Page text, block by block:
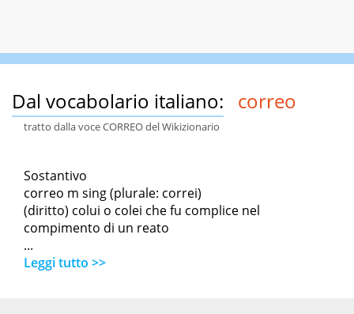
Dal vocabolario italiano: correo
tratto dalla voce CORREO del Wikizionario
Sostantivo
correo m sing (plurale: correi)
(diritto) colui o colei che fu complice nel
compimento di un reato
...
Leggi tutto >>